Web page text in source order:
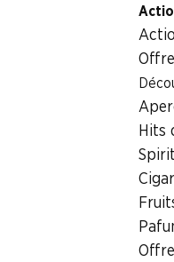
Hits
Tablette de chocolat
Tablette de